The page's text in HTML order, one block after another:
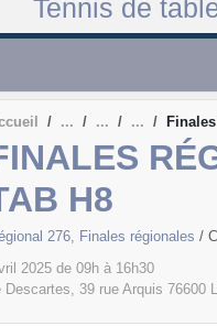
Tennis de
H8
276, Finales régionales /
2025 de 09h à 16h30
Descartes, 39 rue Arquis 76600